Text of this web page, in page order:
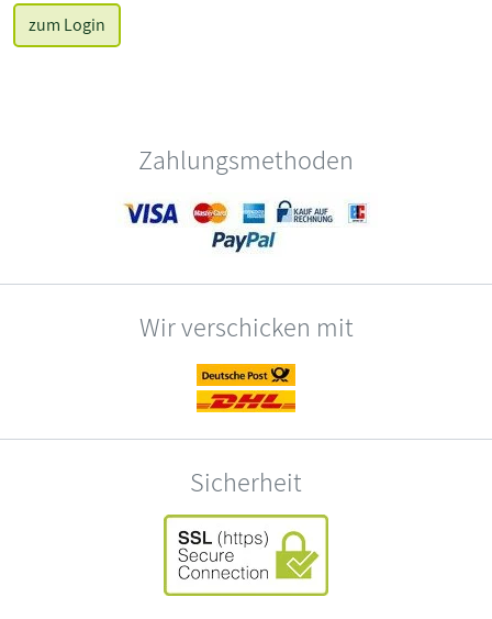
zum Login
Zahlungsmethoden
Wir verschicken mit
Sicherheit